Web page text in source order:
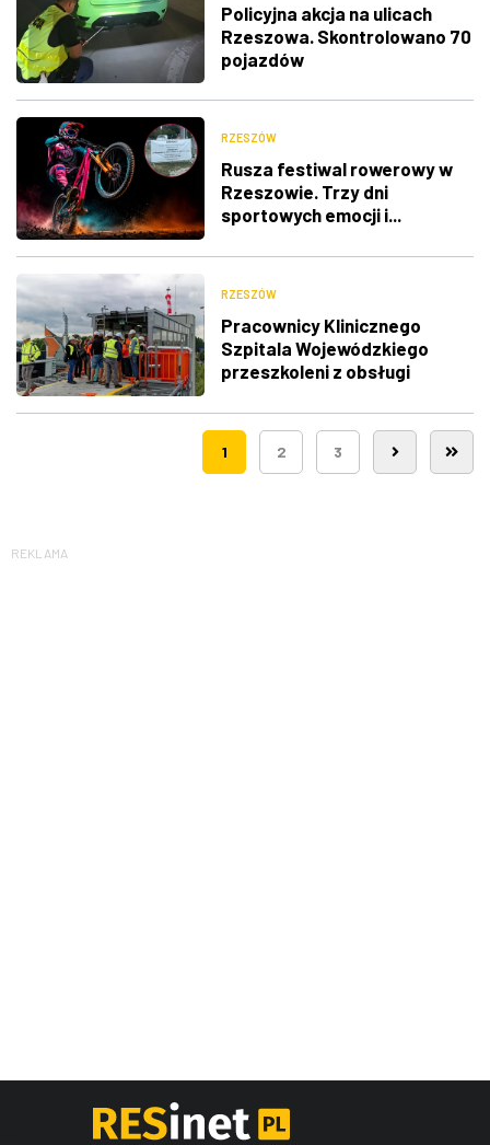
Policyjna akcja na ulicach
Rzeszowa. Skontrolowano 70
pojazdów
RZESZÓW
Rusza festiwal rowerowy w
Rzeszowie. Trzy dni
sportowych emocji i...
RZESZÓW
Pracownicy Klinicznego
Szpitala Wojewódzkiego
przeszkoleni z obsługi
śmigłowców LPR
1 2 3
REKLAMA